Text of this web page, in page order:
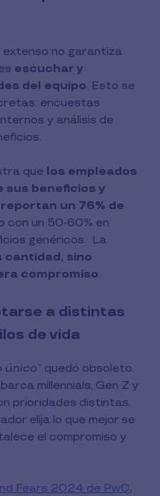
extenso no garantiza
escuchar y
del equipo. Esto se
encuestas
y análisis de
que los empleados
sus beneficios y
un 76% de
con un 50-60% en
genéricos. La
cantidad, sino
compromiso.
a distintas
de vida
único” quedó obsoleto.
millennials, Gen Z y
prioridades distintas.
elija lo que mejor se
el compromiso y
Fears 2024 de PwC,